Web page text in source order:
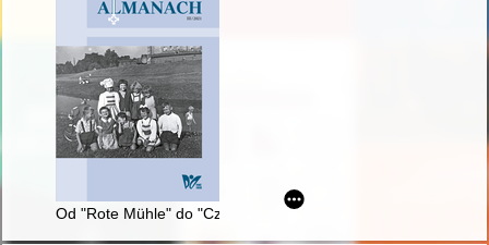
Od "Rote Mühle" do "Czerwonego Młyna", czyli Historia